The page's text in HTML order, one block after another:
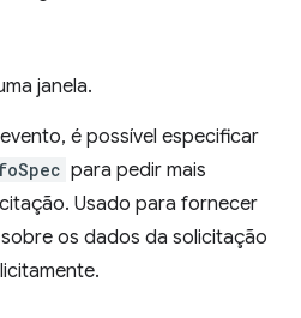
janela.
é possível especificar
para pedir mais
Usado para fornecer
os dados da solicitação